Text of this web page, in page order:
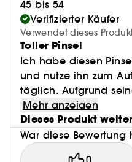
45 bis 54
Verifizierter Käufer
Verwendet dieses
Toller Pinsel
Ich habe diesen
und nutze ihn zum
täglich. Aufgrund
Mehr anzeigen
Dieses Produkt
War diese Bewertung